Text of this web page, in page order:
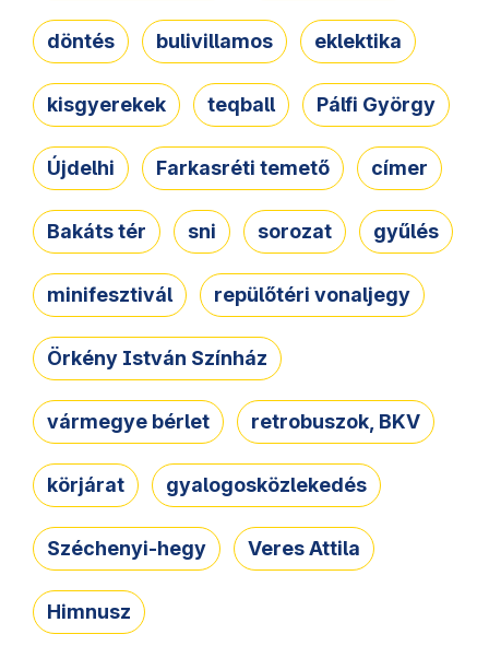
döntés bulivillamos eklektika
kisgyerekek teqball Pálfi György
Újdelhi Farkasréti temető címer
Bakáts tér sni sorozat gyűlés
minifesztivál repülőtéri vonaljegy
Örkény István Színház
vármegye bérlet retrobuszok, BKV
körjárat gyalogosközlekedés
Széchenyi-hegy Veres Attila
Himnusz